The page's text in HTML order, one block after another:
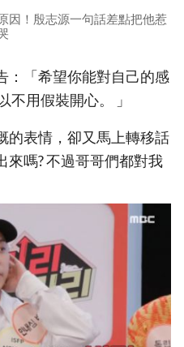
因！殷志源一句話差點把他惹
：「希望你能對自己的感
不用假裝開心。 」
的表情，卻又馬上轉移話
來嗎? 不過哥哥們都對我